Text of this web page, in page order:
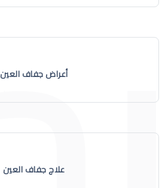
أعراض جفاف العين
علاج جفاف العين